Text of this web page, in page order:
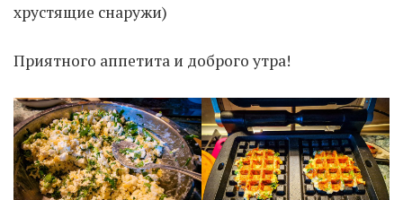
хрустящие снаружи)
Приятного аппетита и доброго утра!
TAGZZZZ
75mm/f1.2(17) 85/1.4D(15)
drone(19) fujifilm(28) hobby(32)
homestudio(16) howto(17)
Internet(43) Kate(56) kitchen(27)
mavic2pro(20) MavicXS(13)